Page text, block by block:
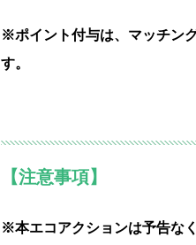
※ポイント付与は、マッチン
す。
【注意事項】
※本エコアクションは予告な